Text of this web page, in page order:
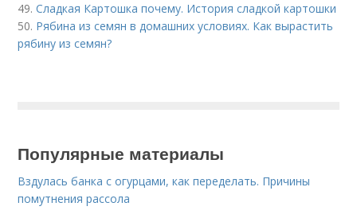
49.Сладкая Картошка почему. История сладкой картошки
50. Рябина из семян в домашних условиях. Как вырастить
рябину из семян?
Популярные материалы
Вздулась банка с огурцами, как переделать. Причины
помутнения рассола